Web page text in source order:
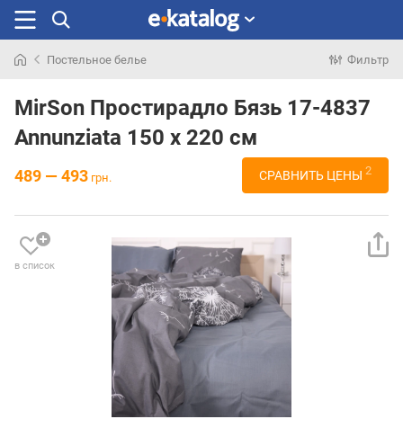
раньше
Постельное белье Фильтр
MirSon Простирадло Бязь 17-4837
Annunziata 150 х 220 см
489 — 493 грн. СРАВНИТЬ ЦЕНЫ 2
в список